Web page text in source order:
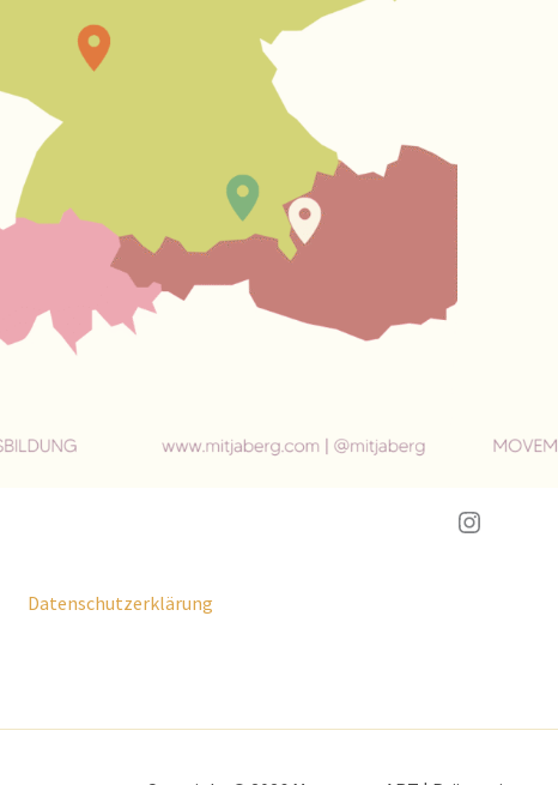
Instagram
Datenschutzerklärung